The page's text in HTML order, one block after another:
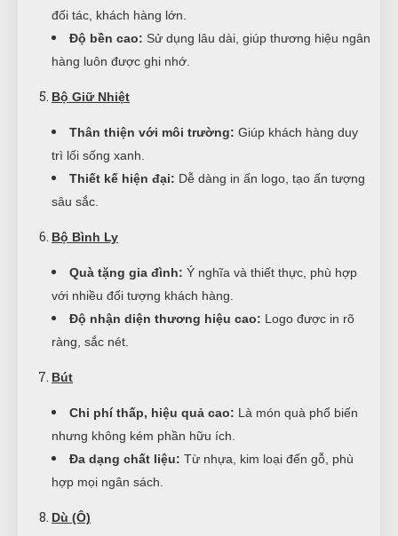
đối tác, khách hàng lớn.
Độ bền cao: Sử dụng lâu dài, giúp thương hiệu ngân
hàng luôn được ghi nhớ.
Bộ Giữ Nhiệt
Thân thiện với môi trường: Giúp khách hàng duy
trì lối sống xanh.
Thiết kế hiện đại: Dễ dàng in ấn logo, tạo ấn tượng
sâu sắc.
Bộ Bình Ly
Quà tặng gia đình: Ý nghĩa và thiết thực, phù hợp
với nhiều đối tượng khách hàng.
Độ nhận diện thương hiệu cao: Logo được in rõ
ràng, sắc nét.
Bút
Chi phí thấp, hiệu quả cao: Là món quà phổ biến
nhưng không kém phần hữu ích.
Đa dạng chất liệu: Từ nhựa, kim loại đến gỗ, phù
hợp mọi ngân sách.
Dù (Ô)